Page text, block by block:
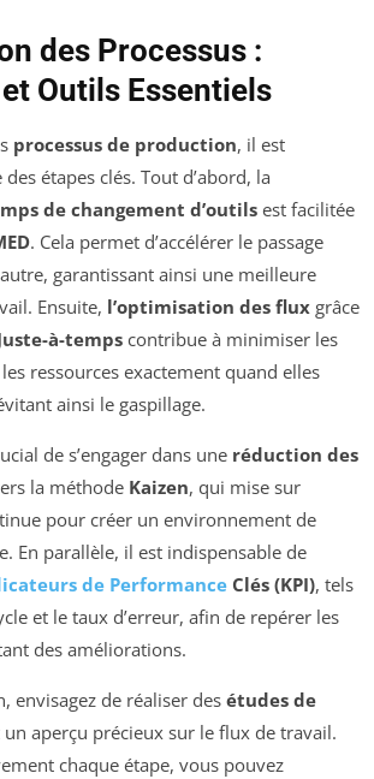
des Processus :
Outils Essentiels
processus de production, il est
étapes clés. Tout d’abord, la
de changement d’outils est facilitée
. Cela permet d’accélérer le passage
garantissant ainsi une meilleure
Ensuite, l’optimisation des flux grâce
à-temps contribue à minimiser les
ressources exactement quand elles
ainsi le gaspillage.
de s’engager dans une réduction des
la méthode Kaizen, qui mise sur
pour créer un environnement de
En parallèle, il est indispensable de
de Performance Clés (KPI), tels
et le taux d’erreur, afin de repérer les
des améliorations.
envisagez de réaliser des études de
aperçu précieux sur le flux de travail.
chaque étape, vous pouvez